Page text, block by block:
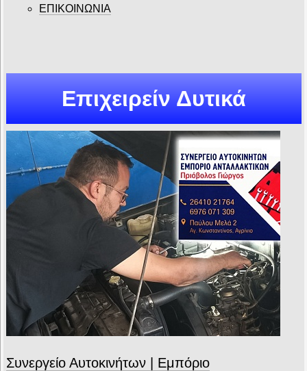
ΕΠΙΚΟΙΝΩΝΙΑ
Επιχειρείν Δυτικά
Συνεργείο Αυτοκινήτων | Εμπόριο